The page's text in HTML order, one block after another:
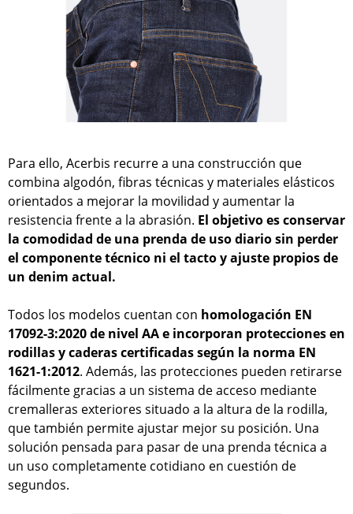
Para ello, Acerbis recurre a una construcción que
combina algodón, fibras técnicas y materiales elásticos
orientados a mejorar la movilidad y aumentar la
resistencia frente a la abrasión. El objetivo es conservar
la comodidad de una prenda de uso diario sin perder
el componente técnico ni el tacto y ajuste propios de
un denim actual.
Todos los modelos cuentan con homologación EN
17092-3:2020 de nivel AA e incorporan protecciones en
rodillas y caderas certificadas según la norma EN
1621-1:2012. Además, las protecciones pueden retirarse
fácilmente gracias a un sistema de acceso mediante
cremalleras exteriores situado a la altura de la rodilla,
que también permite ajustar mejor su posición. Una
solución pensada para pasar de una prenda técnica a
un uso completamente cotidiano en cuestión de
segundos.